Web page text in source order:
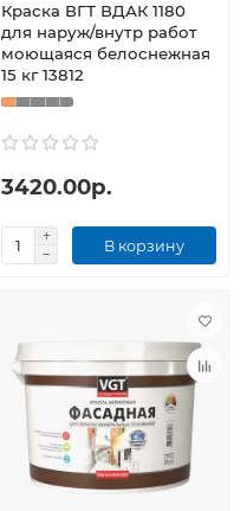
Краска ВГТ ВДАК 1180
для наруж/внутр работ
моющаяся белоснежная
15 кг 13812
3420.00р.
В корзину